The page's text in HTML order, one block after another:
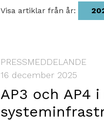
Visa artiklar från år:
PRESSMEDDELANDE
16 december 2025
AP3 och AP4